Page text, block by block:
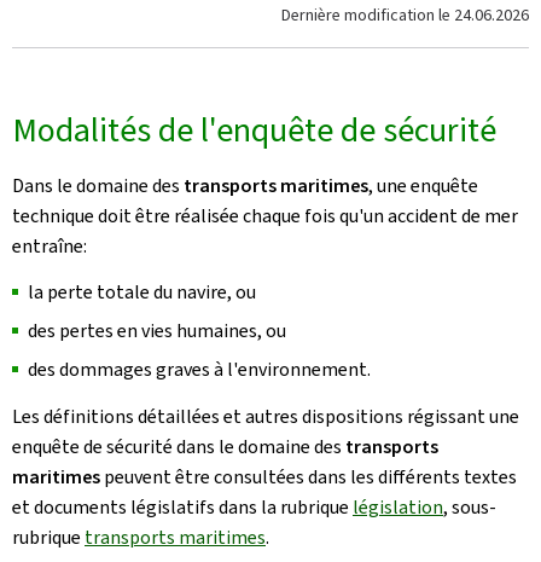
Dernière modification le 24.06.2026
Modalités de l'enquête de sécurité
Dans le domaine des transports maritimes, une enquête
technique doit être réalisée chaque fois qu'un accident de mer
entraîne:
la perte totale du navire, ou
des pertes en vies humaines, ou
des dommages graves à l'environnement.
Les définitions détaillées et autres dispositions régissant une
enquête de sécurité dans le domaine des transports
maritimespeuvent être consultées dans les différents textes
et documents législatifs dans la rubrique législation, sous-
rubrique transports maritimes.